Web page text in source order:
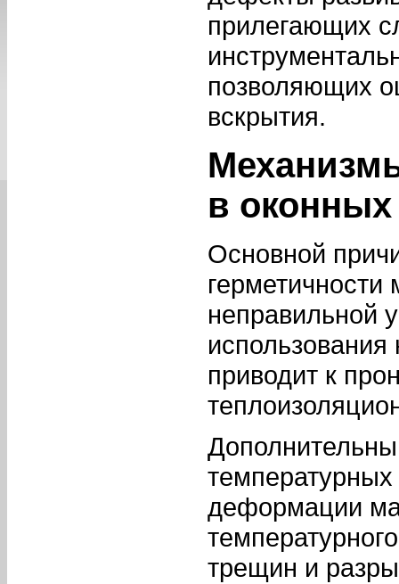
прилегающих
позволяющих
вскрытия.
в
Основной
неправильной
приводит к
деформации
трещин и